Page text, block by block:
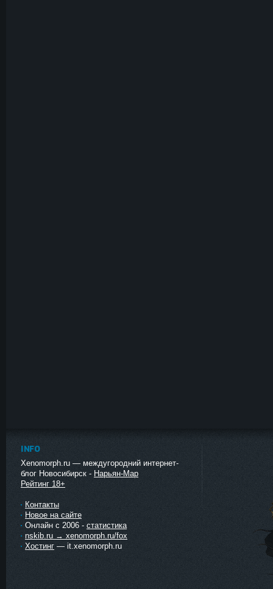
INFO
Xenomorph.ru — междугородний интернет-
блог Новосибирск - Нарьян-Мар
Рейтинг 18+
Контакты
Новое на сайте
Онлайн с 2006 - статистика
nskib.ru → xenomorph.ru/fox
Хостинг — it.xenomorph.ru